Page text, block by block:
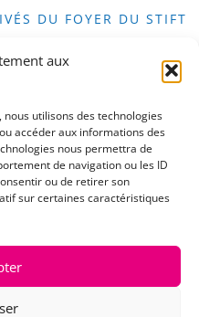
aux
utilisons des technologies
accéder aux informations des
nous permettra de
de navigation ou les ID
ou de retirer son
sur certaines caractéristiques
DU FOYER DU STIFT
DU STIFT
LA CAFET DU STIFT
SUGGESTION, UN
QUESTION?